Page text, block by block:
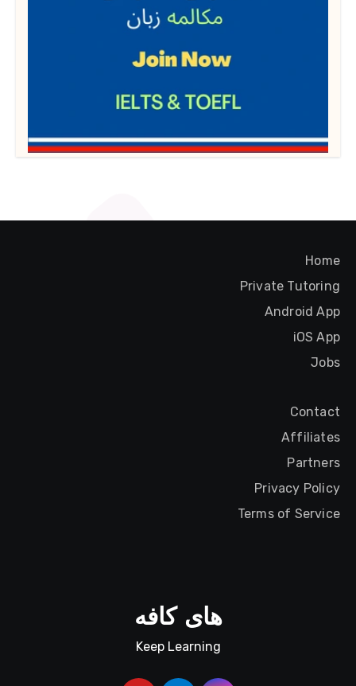
Home
Private Tutoring
Android App
iOS App
Jobs
Contact
Affiliates
Partners
Privacy Policy
Terms of Service
های کافه
Keep Learning